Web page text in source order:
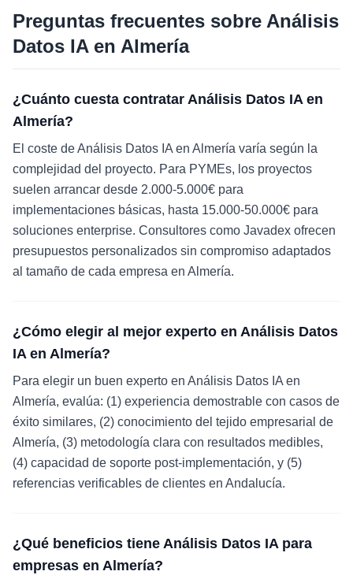
Preguntas frecuentes sobre Análisis
Datos IAen Almería
¿Cuánto cuesta contratar Análisis Datos IA en
Almería?
El coste de Análisis Datos IA en Almería varía según la
complejidad del proyecto. Para PYMEs, los proyectos
suelen arrancar desde 2.000-5.000€ para
implementaciones básicas, hasta 15.000-50.000€ para
soluciones enterprise. Consultores como Javadex ofrecen
presupuestos personalizados sin compromiso adaptados
al tamaño de cada empresa en Almería.
¿Cómo elegir al mejor experto en Análisis Datos
IA en Almería?
Para elegir un buen experto en Análisis Datos IA en
Almería, evalúa: (1) experiencia demostrable con casos de
éxito similares, (2) conocimiento del tejido empresarial de
Almería, (3) metodología clara con resultados medibles,
(4) capacidad de soporte post-implementación, y (5)
referencias verificables de clientes en Andalucía.
¿Qué beneficios tiene Análisis Datos IA para
empresas en Almería?